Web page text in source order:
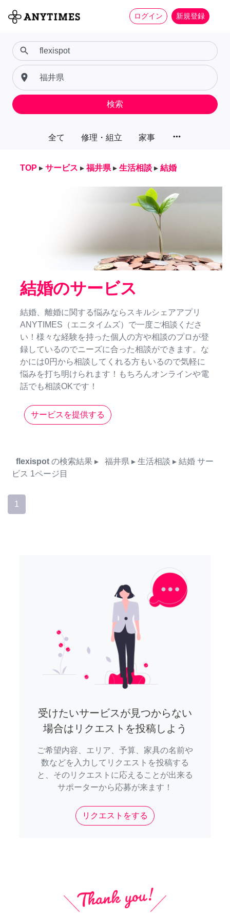
ログイン 新規登録
全て 修理・組立 家事 more_horiz
search
place
検索
TOP ▸ サービス ▸ 福井県 ▸ 生活相談 ▸ 結婚
結婚のサービス
結婚、離婚に関する悩みならスキルシェアアプリ
ANYTIMES（エニタイムズ）で一度ご相談くださ
い！様々な経験を持った個人の方や相談のプロが登
録しているのでニーズに合った相談ができます。な
かには0円から相談してくれる方もいるので気軽に
悩みを打ち明けられます！もちろんオンラインや電
話でも相談OKです！
サービスを提供する
flexispot の検索結果 ▸ 福井県 ▸ 生活相談 ▸ 結婚 サー
ビス 1ページ目
1
受けたいサービスが見つからない
場合はリクエストを投稿しよう
ご希望内容、エリア、予算、家具の名前や
数などを入力してリクエストを投稿する
と、そのリクエストに応えることが出来る
サポーターから応募が来ます！
リクエストをする